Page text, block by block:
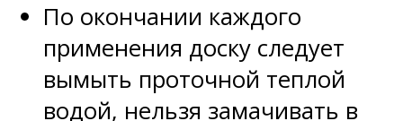
По окончании каждого
применения доску следует
вымыть проточной теплой
водой, нельзя замачивать в